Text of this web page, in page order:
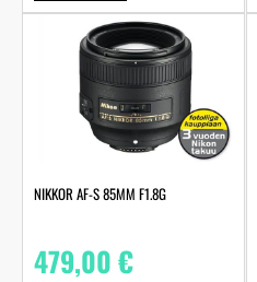
NIKKOR AF-S 85MM F1.8G
479,00€